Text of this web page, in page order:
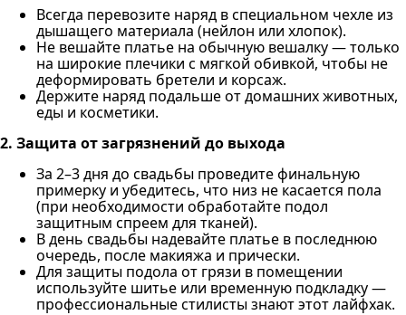
Всегда перевозите наряд в специальном чехле из
дышащего материала (нейлон или хлопок).
Не вешайте платье на обычную вешалку — только
на широкие плечики с мягкой обивкой, чтобы не
деформировать бретели и корсаж.
Держите наряд подальше от домашних животных,
еды и косметики.
2. Защита от загрязнений до выхода
За 2–3 дня до свадьбы проведите финальную
примерку и убедитесь, что низ не касается пола
(при необходимости обработайте подол
защитным спреем для тканей).
В день свадьбы надевайте платье в последнюю
очередь, после макияжа и прически.
Для защиты подола от грязи в помещении
используйте шитье или временную подкладку —
профессиональные стилисты знают этот лайфхак.